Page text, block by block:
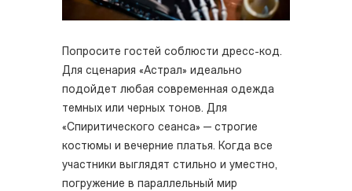
Попросите гостей соблюсти дресс-код.
Для сценария «Астрал» идеально
подойдет любая современная одежда
темных или черных тонов. Для
«Спиритического сеанса» — строгие
костюмы и вечерние платья. Когда все
участники выглядят стильно и уместно,
погружение в параллельный мир